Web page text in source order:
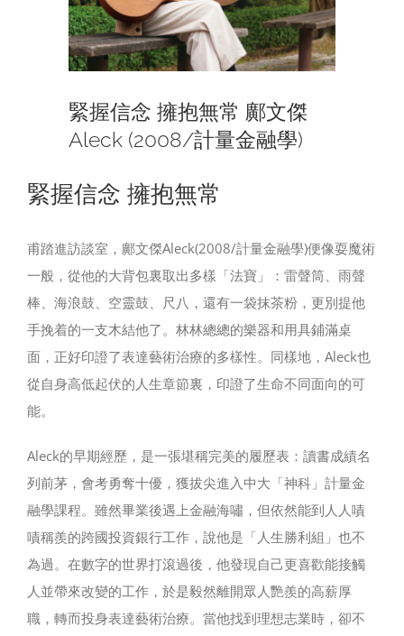
緊握信念 擁抱無常 鄺文傑
Aleck (2008/計量金融學)
緊握信念 擁抱無常
甫踏進訪談室，鄺文傑Aleck(2008/計量金融學)便像耍魔術
一般，從他的大背包裏取出多樣「法寶」：雷聲筒、雨聲
棒、海浪鼓、空靈鼓、尺八，還有一袋抹茶粉，更別提他
手挽着的一支木結他了。林林總總的樂器和用具鋪滿桌
面，正好印證了表達藝術治療的多樣性。同樣地，Aleck也
從自身高低起伏的人生章節裏，印證了生命不同面向的可
能。
Aleck的早期經歷，是一張堪稱完美的履歷表：讀書成績名
列前茅，會考勇奪十優，獲拔尖進入中大「神科」計量金
融學課程。雖然畢業後遇上金融海嘯，但依然能到人人嘖
嘖稱羨的跨國投資銀行工作，說他是「人生勝利組」也不
為過。在數字的世界打滾過後，他發現自己更喜歡能接觸
人並帶來改變的工作，於是毅然離開眾人艷羨的高薪厚
職，轉而投身表達藝術治療。當他找到理想志業時，卻不